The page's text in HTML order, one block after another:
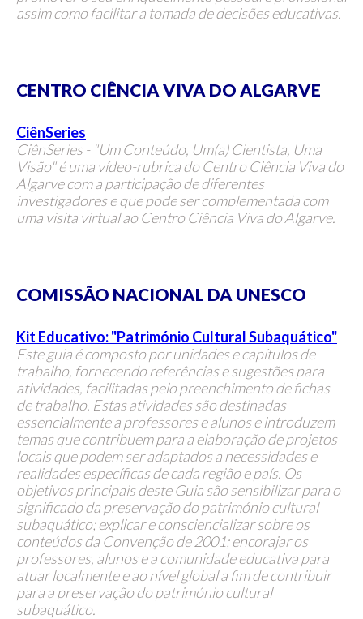
assim como facilitar a tomada de decisões educativas.
CENTRO CIÊNCIA VIVA DO ALGARVE
CiênSeries
CiênSeries - "Um Conteúdo, Um(a) Cientista, Uma
Visão" é uma vídeo-rubrica do Centro Ciência Viva do
Algarve com a participação de diferentes
investigadores e que pode ser complementada com
uma visita virtual ao Centro Ciência Viva do Algarve.
COMISSÃO NACIONAL DA UNESCO
Kit Educativo: "Património Cultural Subaquático"
Este guia é composto por unidades e capítulos de
trabalho, fornecendo referências e sugestões para
atividades, facilitadas pelo preenchimento de fichas
de trabalho. Estas atividades são destinadas
essencialmente a professores e alunos e introduzem
temas que contribuem para a elaboração de projetos
locais que podem ser adaptados a necessidades e
realidades específicas de cada região e país. Os
objetivos principais deste Guia são sensibilizar para o
significado da preservação do património cultural
subaquático; explicar e consciencializar sobre os
conteúdos da Convenção de 2001; encorajar os
professores, alunos e a comunidade educativa para
atuar localmente e ao nível global a fim de contribuir
para a preservação do património cultural
subaquático.